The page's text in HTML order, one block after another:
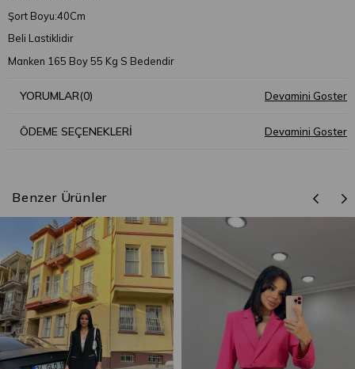
Şort Boyu:40Cm
Beli Lastiklidir
Manken 165 Boy 55 Kg S Bedendir
YORUMLAR(0)
ÖDEME SEÇENEKLERI
Benzer Ürünler